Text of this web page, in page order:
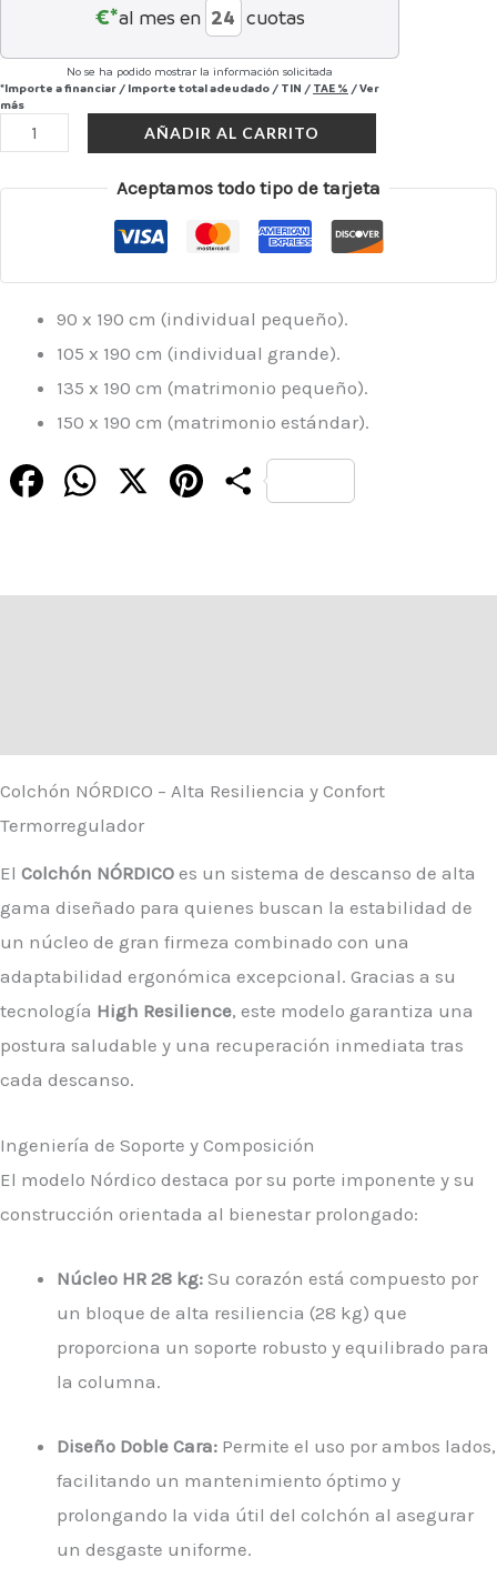
€*al mes en cuotas
No se ha podido mostrar la información solicitada
*Importe a financiar / Importe total adeudado / TIN / TAE % /Ver
más
AÑADIR AL CARRITO
Aceptamos todo tipo de tarjeta
90 x 190 cm (individual pequeño).
105 x 190 cm (individual grande).
135 x 190 cm (matrimonio pequeño).
150 x 190 cm (matrimonio estándar).
FacebookWhatsApp PinterestCompartir
Colchón NÓRDICO – Alta Resiliencia y Confort
Termorregulador
El Colchón NÓRDICO es un sistema de descanso de alta
gama diseñado para quienes buscan la estabilidad de
un núcleo de gran firmeza combinado con una
adaptabilidad ergonómica excepcional. Gracias a su
tecnología High Resilience, este modelo garantiza una
postura saludable y una recuperación inmediata tras
cada descanso.
Ingeniería de Soporte y Composición
El modelo Nórdico destaca por su porte imponente y su
construcción orientada al bienestar prolongado:
Núcleo HR 28 kg: Su corazón está compuesto por
un bloque de alta resiliencia (28 kg) que
proporciona un soporte robusto y equilibrado para
la columna.
Diseño Doble Cara: Permite el uso por ambos lados,
facilitando un mantenimiento óptimo y
prolongando la vida útil del colchón al asegurar
un desgaste uniforme.